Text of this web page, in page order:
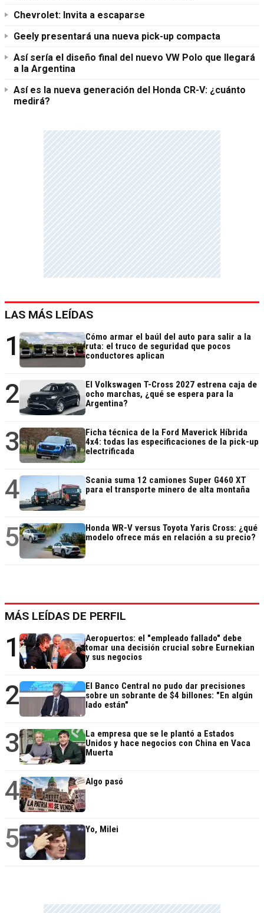
Chevrolet: Invita a escaparse
Geely presentará una nueva pick-up compacta
Así sería el diseño final del nuevo VW Polo que llegará
a la Argentina
Así es la nueva generación del Honda CR-V: ¿cuánto
medirá?
LAS MÁS LEÍDAS
1
Cómo armar el baúl del auto para salir a la
ruta: el truco de seguridad que pocos
conductores aplican
2
El Volkswagen T-Cross 2027 estrena caja de
ocho marchas, ¿qué se espera para la
Argentina?
3
Ficha técnica de la Ford Maverick Híbrida
4x4: todas las especificaciones de la pick-up
electrificada
4
Scania suma 12 camiones Super G460 XT
para el transporte minero de alta montaña
5
Honda WR-V versus Toyota Yaris Cross: ¿qué
modelo ofrece más en relación a su precio?
MÁS LEÍDAS DE PERFIL
1
Aeropuertos: el "empleado fallado" debe
tomar una decisión crucial sobre Eurnekian
y sus negocios
2
El Banco Central no pudo dar precisiones
sobre un sobrante de $4 billones: "En algún
lado están"
3
La empresa que se le plantó a Estados
Unidos y hace negocios con China en Vaca
Muerta
4 Algo pasó
5 Yo, Milei